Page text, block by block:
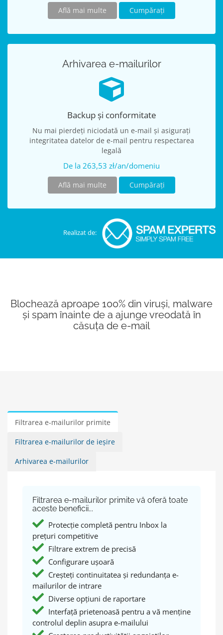
Află mai multe Cumpărați
Arhivarea e-mailurilor
Backup și conformitate
Nu mai pierdeți niciodată un e-mail și asigurați
integritatea datelor de e-mail pentru respectarea
legală
De la 263,53 zł/an/domeniu
Află mai multe Cumpărați
Realizat de:
Blochează aproape 100% din viruși, malware
și spam înainte de a ajunge vreodată în
căsuța de e-mail
Filtrarea e-mailurilor primite
Filtrarea e-mailurilor de ieșire
Arhivarea e-mailurilor
Filtrarea e-mailurilor primite vă oferă toate
aceste beneficii...
Protecție completă pentru Inbox la
prețuri competitive
Filtrare extrem de precisă
Configurare ușoară
Creșteți continuitatea și redundanța e-
mailurilor de intrare
Diverse opțiuni de raportare
Interfață prietenoasă pentru a vă menține
controlul deplin asupra e-mailului